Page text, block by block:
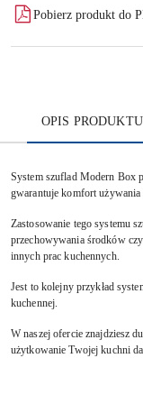
Pobierz produkt do
OPIS PRODUKTU
System szuflad Modern Box
gwarantuje komfort
Zastosowanie tego systemu
przechowywania środków
innych prac kuchennych.
Jest to kolejny przykład
kuchennej.
W naszej ofercie znajdziesz
użytkowanie Twojej kuchni